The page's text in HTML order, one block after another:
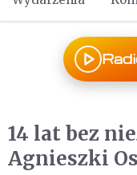
14 lat bez
Agnieszki